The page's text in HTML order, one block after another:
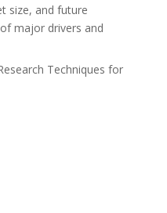
size, and future
major drivers and
Techniques for